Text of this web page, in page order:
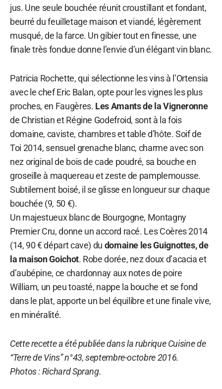
jus. Une seule bouchée réunit croustillant et fondant,
beurré du feuilletage maison et viandé, légèrement
musqué, de la farce. Un gibier tout en finesse, une
finale très fondue donne l’envie d’un élégant vin blanc.
Patricia Rochette, qui sélectionne les vins à l’Ortensia
avec le chef Eric Balan, opte pour les vignes les plus
proches, en Faugères. Les Amants de la Vigneronne
de Christian et Régine Godefroid, sont à la fois
domaine, caviste, chambres et table d’hôte. Soif de
Toi 2014, sensuel grenache blanc, charme avec son
nez original de bois de cade poudré, sa bouche en
groseille à maquereau et zeste de pamplemousse.
Subtilement boisé, il se glisse en longueur sur chaque
bouchée (9, 50 €).
Un majestueux blanc de Bourgogne, Montagny
Premier Cru, donne un accord racé. Les Coères 2014
(14, 90 € départ cave) du domaine les Guignottes, de
la maison Goichot. Robe dorée, nez doux d’acacia et
d’aubépine, ce chardonnay aux notes de poire
William, un peu toasté, nappe la bouche et se fond
dans le plat, apporte un bel équilibre et une finale vive,
en minéralité.
Cette recette a été publiée dans la rubrique Cuisine de
“Terre de Vins” n°43, septembre-octobre 2016.
Photos : Richard Sprang.